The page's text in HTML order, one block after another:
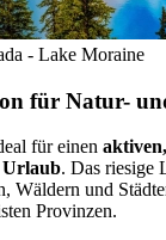
- Lake Moraine
für Natur-
für einen
Urlaub. Das riesige
Wäldern und
Provinzen.